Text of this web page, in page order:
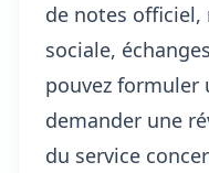
de notes
sociale,
pouvez formuler
demander une
du service